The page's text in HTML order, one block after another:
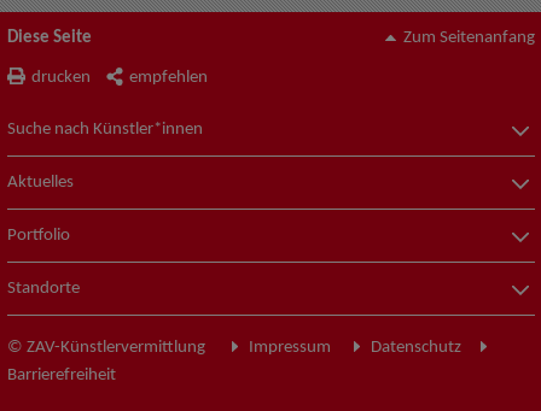
Diese Seite
drucken empfehlen
Zum Seitenanfang
Suche nach Künstler*innen
Aktuelles
Portfolio
Standorte
© ZAV-Künstlervermittlung Impressum
Datenschutz
Barrierefreiheit